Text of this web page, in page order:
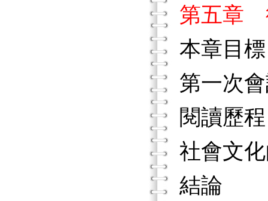
第五章
本章目標
第一次
閱讀歷程
社會文
結論